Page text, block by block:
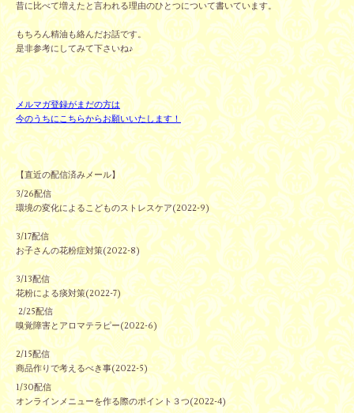
昔に比べて増えたと言われる理由のひとつについて書いています。
もちろん精油も絡んだお話です。
是非参考にしてみて下さいね♪
メルマガ登録がまだの方は
今のうちにこちらからお願いいたします！
【直近の配信済みメール】
3/26配信
環境の変化によるこどものストレスケア(2022-9)
3/17配信
お子さんの花粉症対策(2022-8)
3/13配信
花粉による痰対策(2022-7)
2/25配信
嗅覚障害とアロマテラピー(2022-6)
2/15配信
商品作りで考えるべき事(2022-5)
1/30配信
オンラインメニューを作る際のポイント３つ(2022-4)